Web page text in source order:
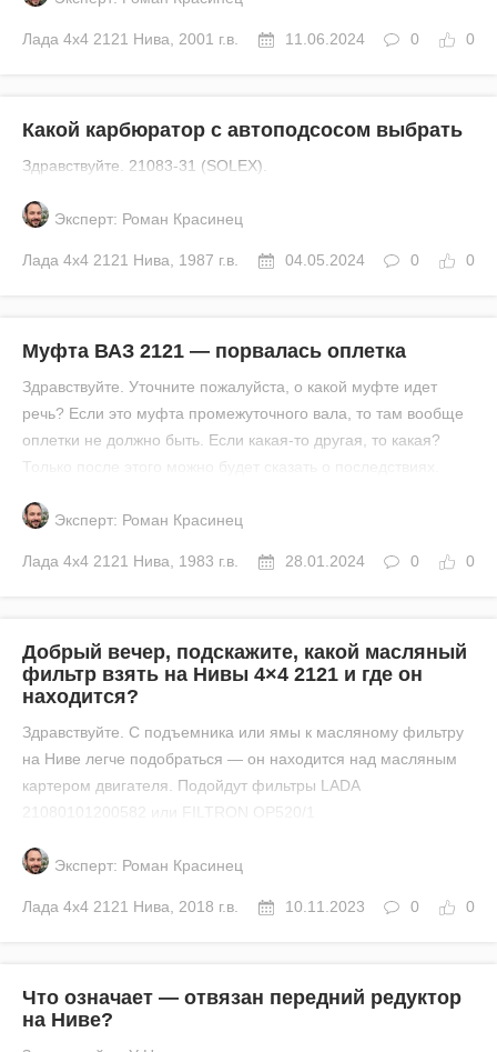
Лада 4x4 2121 Нива 2001 г.в. 11.06.2024 0 0
Какой карбюратор с автоподсосом выбрать
Здравствуйте. 21083-31 (SOLEX).
Эксперт: Роман Красинец
Лада 4x4 2121 Нива 1987 г.в. 04.05.2024 0 0
Муфта ВАЗ 2121 — порвалась оплетка
Здравствуйте. Уточните пожалуйста, о какой муфте идет
речь? Если это муфта промежуточного вала, то там вообще
оплетки не должно быть. Если какая-то другая, то какая?
Только после этого можно будет сказать о последствиях.
Эксперт: Роман Красинец
Лада 4x4 2121 Нива 1983 г.в. 28.01.2024 0 0
Добрый вечер, подскажите, какой масляный
фильтр взять на Нивы 4×4 2121 и где он
находится?
Здравствуйте. С подъемника или ямы к масляному фильтру
на Ниве легче подобраться — он находится над масляным
картером двигателя. Подойдут фильтры LADA
21080101200582 или FILTRON OP520/1
Эксперт: Роман Красинец
Лада 4x4 2121 Нива 2018 г.в. 10.11.2023 0 0
Что означает — отвязан передний редуктор
на Ниве?